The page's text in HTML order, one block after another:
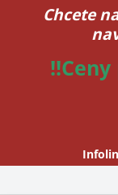
Chcete